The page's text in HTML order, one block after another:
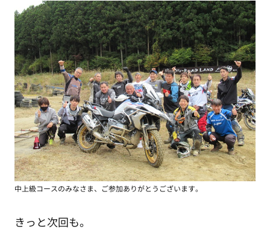
中上級コースのみなさま、ご参加ありがとうございます。
きっと次回も。